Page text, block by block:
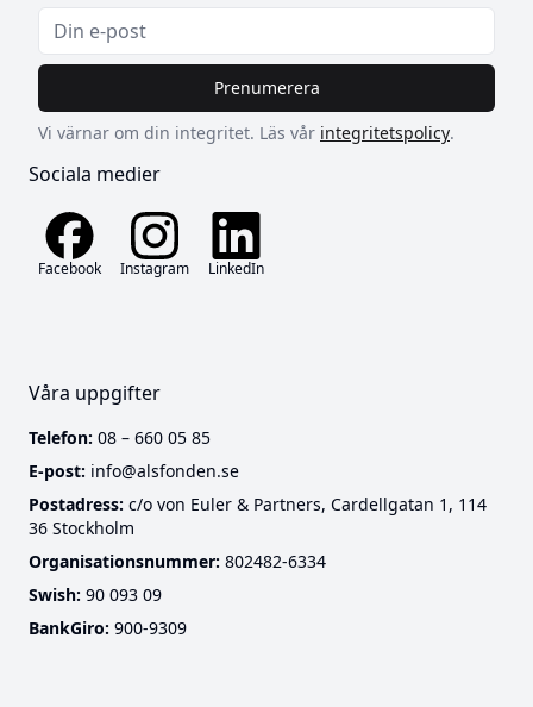
Prenumerera
Vi värnar om din integritet. Läs vår integritetspolicy.
Sociala medier
Facebook Instagram LinkedIn
Våra uppgifter
Telefon: 08 – 660 05 85
E-post: info@alsfonden.se
Postadress: c/o von Euler & Partners, Cardellgatan 1, 114
36 Stockholm
Organisationsnummer: 802482-6334
Swish: 90 093 09
BankGiro: 900-9309
Cookies
är nödvändiga för att webbplatsen ska fungera.